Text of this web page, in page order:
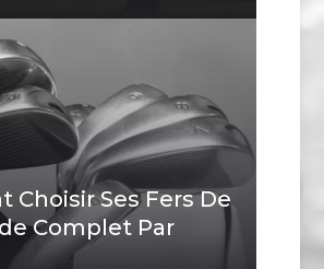
Choisir Ses Fers De
Complet Par